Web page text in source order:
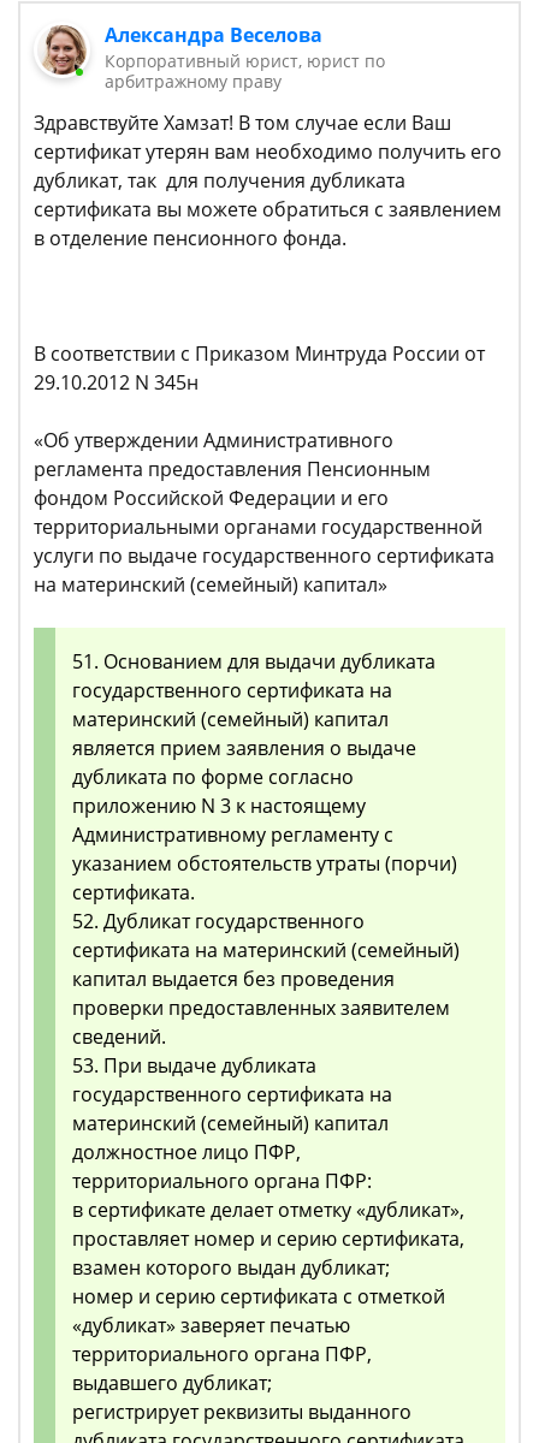
Александра Веселова
Корпоративный юрист, юрист по
арбитражному праву
Здравствуйте Хамзат! В том случае если Ваш
сертификат утерян вам необходимо получить его
дубликат, так для получения дубликата
сертификата вы можете обратиться с заявлением
в отделение пенсионного фонда.
В соответствии с Приказом Минтруда России от
29.10.2012 N 345н
«Об утверждении Административного
регламента предоставления Пенсионным
фондом Российской Федерации и его
территориальными органами государственной
услуги по выдаче государственного сертификата
на материнский (семейный) капитал»
51. Основанием для выдачи дубликата
государственного сертификата на
материнский (семейный) капитал
является прием заявления о выдаче
дубликата по форме согласно
приложению N 3 к настоящему
Административному регламенту с
указанием обстоятельств утраты (порчи)
сертификата.
52. Дубликат государственного
сертификата на материнский (семейный)
капитал выдается без проведения
проверки предоставленных заявителем
сведений.
53. При выдаче дубликата
государственного сертификата на
материнский (семейный) капитал
должностное лицо ПФР,
территориального органа ПФР:
в сертификате делает отметку «дубликат»,
проставляет номер и серию сертификата,
взамен которого выдан дубликат;
номер и серию сертификата с отметкой
«дубликат» заверяет печатью
территориального органа ПФР,
выдавшего дубликат;
регистрирует реквизиты выданного